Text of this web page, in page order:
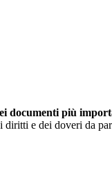
documenti più
e dei doveri da